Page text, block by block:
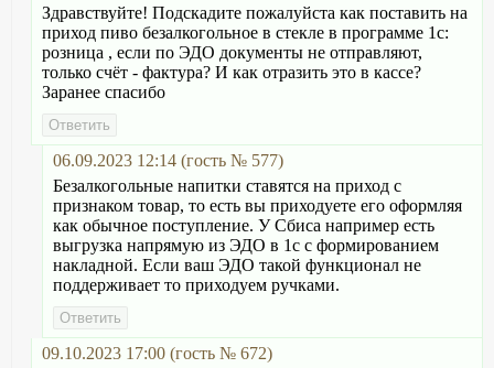
Здравствуйте! Подскадите пожалуйста как поставить на
приход пиво безалкогольное в стекле в программе 1с:
розница , если по ЭДО документы не отправляют,
только счёт - фактура? И как отразить это в кассе?
Заранее спасибо
06.09.2023 12:14 (гость № 577)
Безалкогольные напитки ставятся на приход с
признаком товар, то есть вы приходуете его оформляя
как обычное поступление. У Сбиса например есть
выгрузка напрямую из ЭДО в 1с с формированием
накладной. Если ваш ЭДО такой функционал не
поддерживает то приходуем ручками.
09.10.2023 17:00 (гость № 672)